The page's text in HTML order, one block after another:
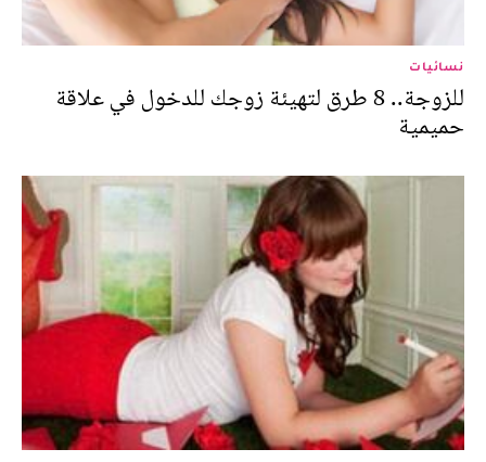
نسائيات
للزوجة.. 8 طرق لتهيئة زوجك للدخول في علاقة
حميمية